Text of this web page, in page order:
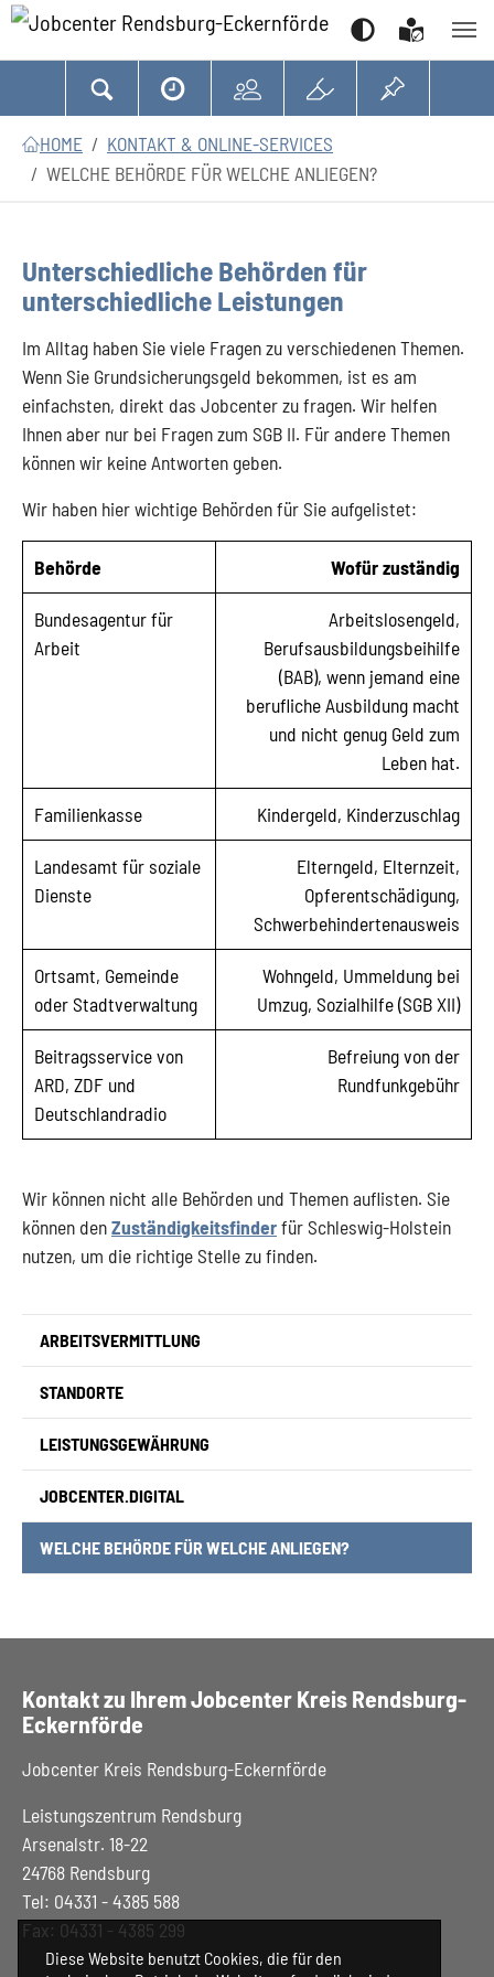
Suchen
HOME
KONTAKT & ONLINE-SERVICES
WELCHE BEHÖRDE FÜR WELCHE ANLIEGEN?
Unterschiedliche Behörden für
unterschiedliche Leistungen
Im Alltag haben Sie viele Fragen zu verschiedenen Themen.
Wenn Sie Grundsicherungsgeld bekommen, ist es am
einfachsten, direkt das Jobcenter zu fragen. Wir helfen
Ihnen aber nur bei Fragen zum SGB II. Für andere Themen
können wir keine Antworten geben.
Wir haben hier wichtige Behörden für Sie aufgelistet:
Behörde Wofür zuständig
Bundesagentur für
Arbeit
Arbeitslosengeld,
Berufsausbildungsbeihilfe
(BAB), wenn jemand eine
berufliche Ausbildung macht
und nicht genug Geld zum
Leben hat.
Familienkasse Kindergeld, Kinderzuschlag
Landesamt für soziale
Dienste
Elterngeld, Elternzeit,
Opferentschädigung,
Schwerbehindertenausweis
Ortsamt, Gemeinde
oder Stadtverwaltung
Wohngeld, Ummeldung bei
Umzug, Sozialhilfe (SGB XII)
Beitragsservice von
ARD, ZDF und
Deutschlandradio
Befreiung von der
Rundfunkgebühr
Wir können nicht alle Behörden und Themen auflisten. Sie
können denZuständigkeitsfinderfür Schleswig-Holstein
nutzen, um die richtige Stelle zu finden.
ARBEITSVERMITTLUNG
STANDORTE
LEISTUNGSGEWÄHRUNG
JOBCENTER.DIGITAL
WELCHE BEHÖRDE FÜR WELCHE ANLIEGEN?(CURRENT)
Kontakt zu Ihrem Jobcenter Kreis Rendsburg-
Eckernförde
Jobcenter Kreis Rendsburg-Eckernförde
Leistungszentrum Rendsburg
Arsenalstr. 18-22
24768 Rendsburg
Tel: 04331 - 4385 588
Fax: 04331 - 4385 299
Diese Website benutzt Cookies, die für den